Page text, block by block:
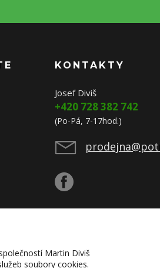
KONTAKTY
Josef Diviš
+420 728 382 742
(Po-Pá, 7-17hod.)
Martin Diviš
soubory cookies.